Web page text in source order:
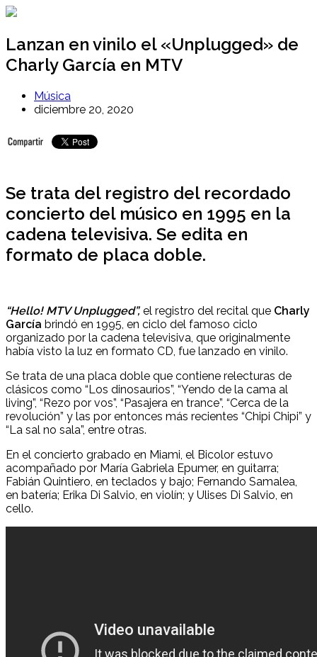
Ir
contenido
Lanzan en vinilo el «Unplugged» de
Charly García en MTV
Música
diciembre 20, 2020
Se trata del registro del recordado
concierto del músico en 1995 en la
cadena televisiva. Se edita en
formato de placa doble.
“Hello! MTV Unplugged”, el registro del recital que Charly
García brindó en 1995, en ciclo del famoso ciclo
organizado por la cadena televisiva, que originalmente
había visto la luz en formato CD, fue lanzado en vinilo.
Se trata de una placa doble que contiene relecturas de
clásicos como “Los dinosaurios”, “Yendo de la cama al
living”, “Rezo por vos”, “Pasajera en trance”, “Cerca de la
revolución” y las por entonces más recientes “Chipi Chipi” y
“La sal no sala”, entre otras.
En el concierto grabado en Miami, el Bicolor estuvo
acompañado por María Gabriela Epumer, en guitarra;
Fabián Quintiero, en teclados y bajo; Fernando Samalea,
en batería; Erika Di Salvio, en violín; y Ulises Di Salvio, en
cello.